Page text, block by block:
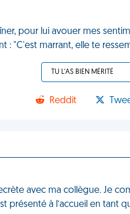
pour lui avouer mes
"C'est marrant, elle te
TU L'AS BIEN MÉRITÉ
Reddit
avec ma collègue. Je
présenté à l’accueil en tant